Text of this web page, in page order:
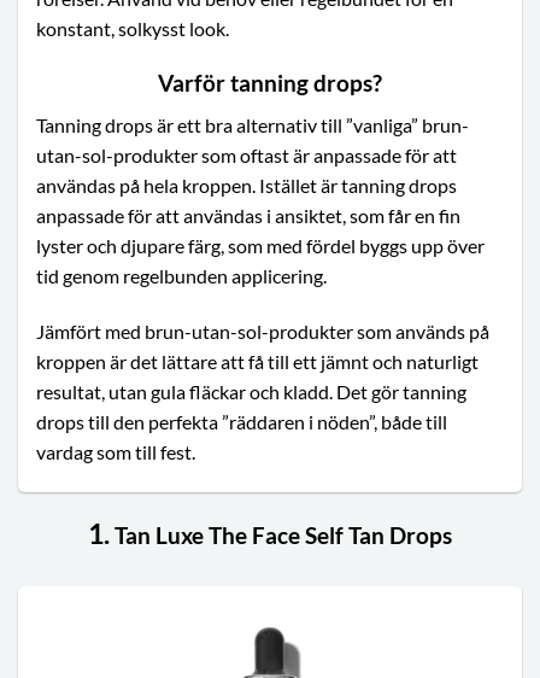
konstant, solkysst look.
Varför tanning drops?
Tanning drops är ett bra alternativ till ”vanliga” brun-
utan-sol-produkter som oftast är anpassade för att
användas på hela kroppen. Istället är tanning drops
anpassade för att användas i ansiktet, som får en fin
lyster och djupare färg, som med fördel byggs upp över
tid genom regelbunden applicering.
Jämfört med brun-utan-sol-produkter som används på
kroppen är det lättare att få till ett jämnt och naturligt
resultat, utan gula fläckar och kladd. Det gör tanning
drops till den perfekta ”räddaren i nöden”, både till
vardag som till fest.
1.Tan Luxe The Face Self Tan Drops